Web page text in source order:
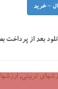
بعد از پرداخت
تربیتی,